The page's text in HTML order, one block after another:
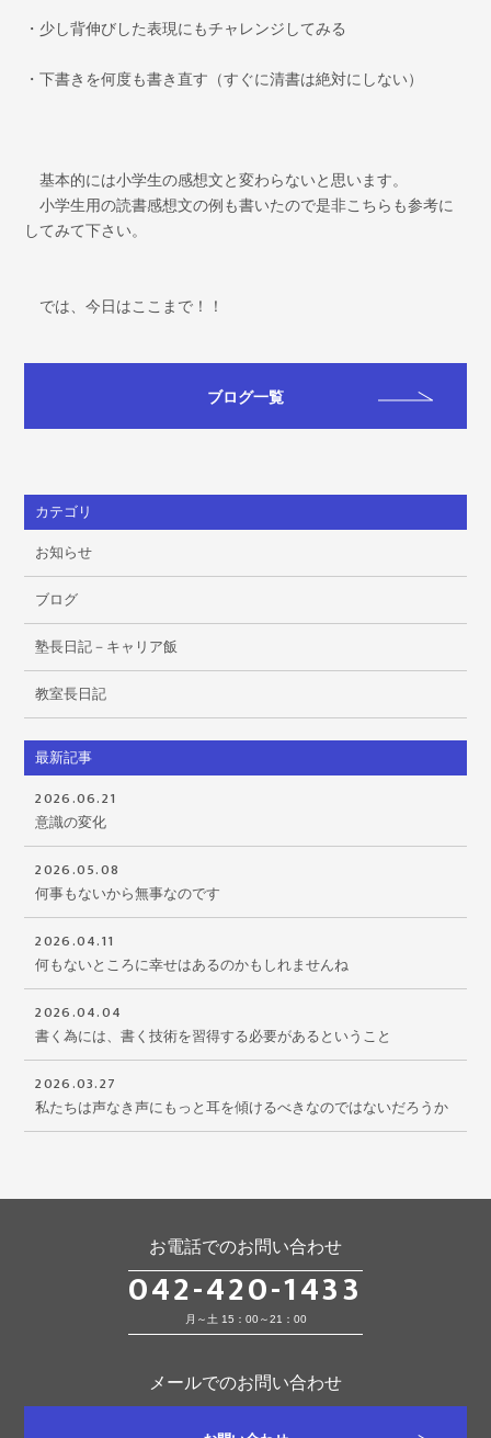
・少し背伸びした表現にもチャレンジしてみる
・下書きを何度も書き直す（すぐに清書は絶対にしない）
基本的には小学生の感想文と変わらないと思います。
小学生用の読書感想文の例も書いたので是非こちらも参考に
してみて下さい。
では、今日はここまで！！
ブログ一覧
カテゴリ
お知らせ
ブログ
塾長日記－キャリア飯
教室長日記
最新記事
2026.06.21
意識の変化
2026.05.08
何事もないから無事なのです
2026.04.11
何もないところに幸せはあるのかもしれませんね
2026.04.04
書く為には、書く技術を習得する必要があるということ
2026.03.27
私たちは声なき声にもっと耳を傾けるべきなのではないだろうか
お電話でのお問い合わせ
042-420-1433
月～土 15：00～21：00
メールでのお問い合わせ